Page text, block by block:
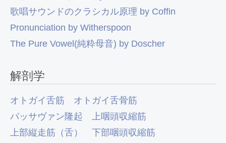
歌唱サウンドのクラシカル原理 by Coffin
Pronunciation by Witherspoon
The Pure Vowel(純粋母音) by Doscher
解剖学
オトガイ舌筋
オトガイ舌骨筋
パッサヴァン隆起
上咽頭収縮筋
上部縦走筋（舌）
下部咽頭収縮筋